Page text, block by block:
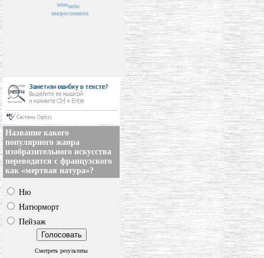
зиманебо
импрессионизм
Название какого
популярного жанра
изобразительного искусства
переводится с французского
как «мертвая натура»?
Ню
Натюрморт
Пейзаж
Смотреть результаты